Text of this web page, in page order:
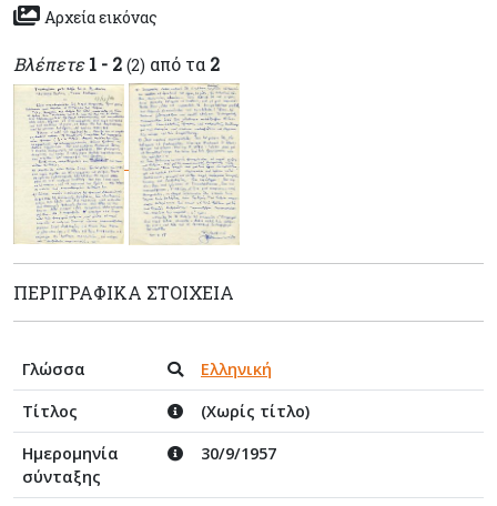
Αρχεία εικόνας
Βλέπετε 1 - 2 (2) από τα 2
ΠΕΡΙΓΡΑΦΙΚΆ ΣΤΟΙΧΕΊΑ
Γλώσσα
Ελληνική
Τίτλος
(Χωρίς τίτλο)
Ημερομηνία
σύνταξης
30/9/1957